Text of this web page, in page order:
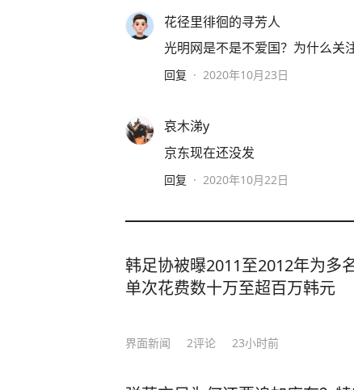
花径里徘徊的寻芳人
光明网是不是不爱国？为什么关
回复 · 2020年10月23日
哀木涕y
京东现在还没发
回复 · 2020年10月22日
韩足协被曝2011至2012年为多
单次花费数十万至超百万韩元
界面新闻 2评论 23小时前